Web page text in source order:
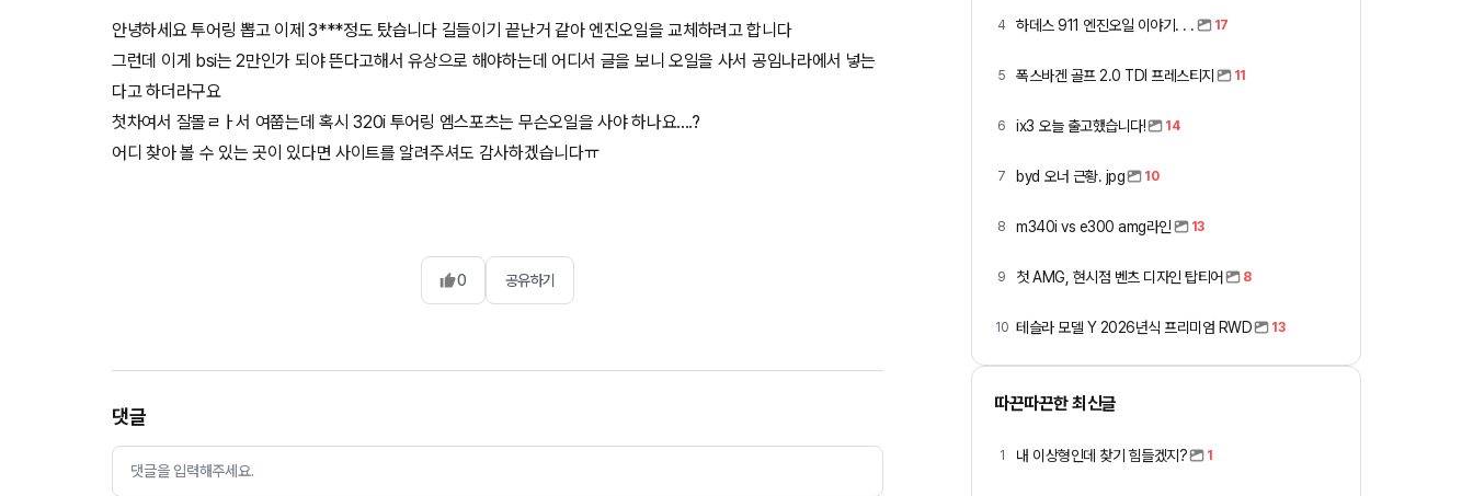
안녕하세요 투어링 뽑고 이제 3***정도 탔습니다 길들이기 끝난거 같아 엔진오일을 교체하려고 합니다
그런데 이게 bsi는 2만인가 되야 뜬다고해서 유상으로 해야하는데 어디서 글을 보니 오일을 사서 공임나라에서 넣는
다고 하더라구요
첫차여서 잘몰ㄹㅏ서 여쭙는데 혹시 320i 투어링 엠스포츠는 무슨오일을 사야 하나요....?
어디 찾아 볼 수 있는 곳이 있다면 사이트를 알려주셔도 감사하겠습니다ㅠ
0 공유하기
댓글
댓글을 입력해주세요.
4 하데스 911 엔진오일 이야기. . . 17
5 폭스바겐 골프 2.0 TDI 프레스티지 11
6 ix3 오늘 출고했습니다! 14
7 byd 오너 근황. jpg 10
8 m340i vs e300 amg라인 13
9 첫 AMG, 현시점 벤츠 디자인 탑티어 8
10 테슬라 모델 Y 2026년식 프리미엄 RWD 13
따끈따끈한 최신글
1 내 이상형인데 찾기 힘들겠지? 1